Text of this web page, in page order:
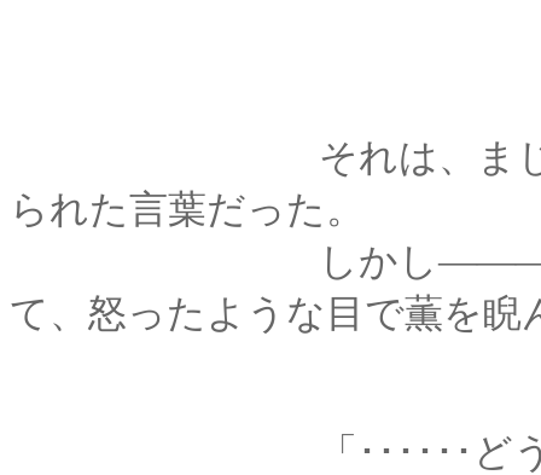
それは、まじり気の
られた言葉だった。
しかし―――剣心は
て、怒ったような目で薫を睨
「･･････どうして